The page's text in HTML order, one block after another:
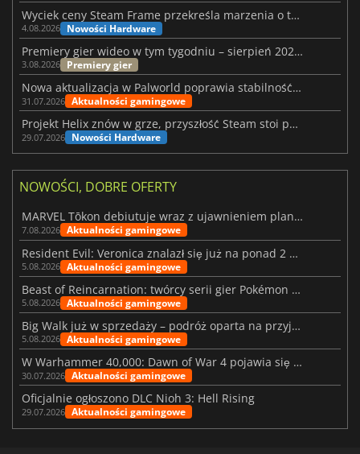
Wyciek ceny Steam Frame przekreśla marzenia o tanim zestawie VR
4.08.2026 Nowości Hardware
Premiery gier wideo w tym tygodniu – sierpień 2026 r. (32. tydzień)
3.08.2026 Premiery gier
Nowa aktualizacja w Palworld poprawia stabilność Sunreach i walk z bossami
31.07.2026 Aktualności gamingowe
Projekt Helix znów w grze, przyszłość Steam stoi pod znakiem zapytania
29.07.2026 Nowości Hardware
NOWOŚCI, DOBRE OFERTY
MARVEL Tōkon debiutuje wraz z ujawnieniem planu rozwoju na pierwszy rok
7.08.2026 Aktualności gamingowe
Resident Evil: Veronica znalazł się już na ponad 2 milionach list życzeń
5.08.2026 Aktualności gamingowe
Beast of Reincarnation: twórcy serii gier Pokémon wkraczają na nową ścieżkę
5.08.2026 Aktualności gamingowe
Big Walk już w sprzedaży – podróż oparta na przyjaźni
5.08.2026 Aktualności gamingowe
W Warhammer 40,000: Dawn of War 4 pojawia się frakcja Nekronów
30.07.2026 Aktualności gamingowe
Oficjalnie ogłoszono DLC Nioh 3: Hell Rising
29.07.2026 Aktualności gamingowe